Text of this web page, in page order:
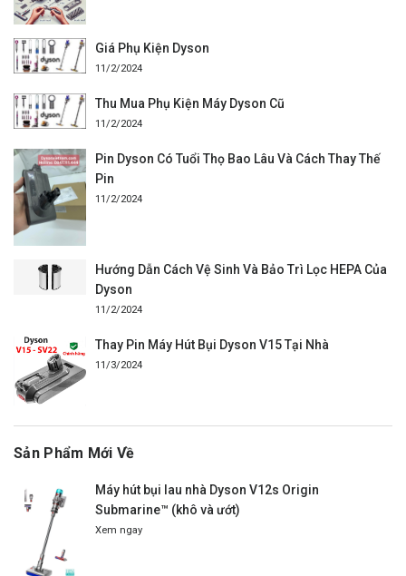
Giá Phụ Kiện Dyson
11/2/2024
Thu Mua Phụ Kiện Máy Dyson Cũ
11/2/2024
Pin Dyson Có Tuổi Thọ Bao Lâu Và Cách Thay Thế
Pin
11/2/2024
Hướng Dẫn Cách Vệ Sinh Và Bảo Trì Lọc HEPA Của
Dyson
11/2/2024
Thay Pin Máy Hút Bụi Dyson V15 Tại Nhà
11/3/2024
Sản Phẩm Mới Về
Máy hút bụi lau nhà Dyson V12s Origin
Submarine™ (khô và ướt)
Xem ngay